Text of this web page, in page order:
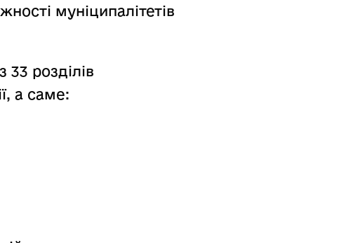
муніципалітетів
33 розділів
а саме: